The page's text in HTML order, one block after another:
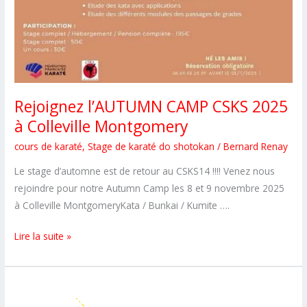
Rejoignez l’AUTUMN CAMP CSKS 2025
à Colleville Montgomery
cours de karaté,Stage de karaté do shotokan /Bernard Renay
Le stage d’automne est de retour au CSKS14 !!!! Venez nous
rejoindre pour notre Autumn Camp les 8 et 9 novembre 2025
à Colleville MontgomeryKata / Bunkai / Kumite ….
Rejoignez
CAMP
Lire la suite »